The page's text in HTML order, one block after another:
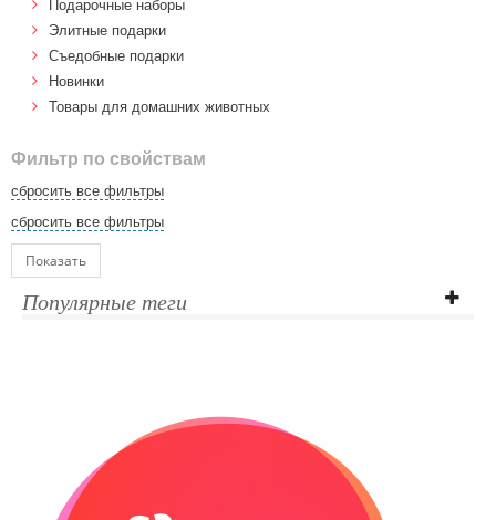
Подарочные наборы
Элитные подарки
Cъедобные подарки
Новинки
Товары для домашних животных
Фильтр по свойствам
сбросить все фильтры
сбросить все фильтры
Показать
Популярные теги